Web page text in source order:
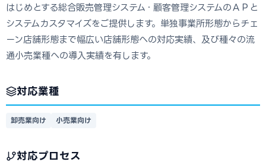
はじめとする総合販売管理システム・顧客管理システムのＡＰと
システムカスタマイズをご提供します。単独事業所形態からチェ
ーン店舗形態まで幅広い店舗形態への対応実績、及び種々の流
通小売業種への導入実績を有します。
対応業種
卸売業向け 小売業向け
対応プロセス